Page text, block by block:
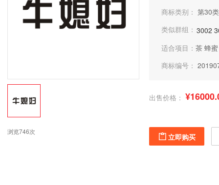
浏览746次
商标类别： 第30
类似群组： 3002
适合项目： 茶 蜂蜜
商标编号：
出售价格：
立即购买